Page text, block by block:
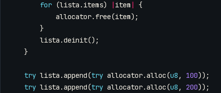
for (lista . items) item
{
allocator. free(item);
}
lista .deinit();
}
try lista .append(try allocator.alloc(u8 , 100));
try lista .append(try allocator.alloc(u8 , 200));